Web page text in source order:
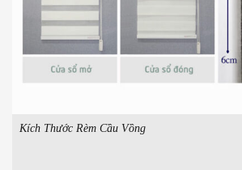
Kích Thước Rèm